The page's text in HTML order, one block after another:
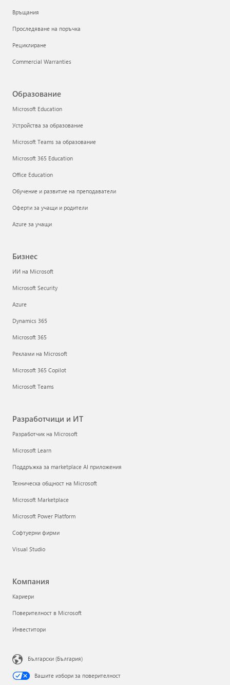
Връщания
Проследяване на поръчка
Рециклиране
Commercial Warranties
Образование
Microsoft Education
Устройства за образование
Microsoft Teams за образование
Microsoft 365 Education
Office Education
Обучение и развитие на преподаватели
Оферти за учащи и родители
Azure за учащи
Бизнес
ИИ на Microsoft
Microsoft Security
Azure
Dynamics 365
Microsoft 365
Реклами на Microsoft
Microsoft 365 Copilot
Microsoft Teams
Разработчици и ИТ
Разработчик на Microsoft
Microsoft Learn
Поддръжка за marketplace AI приложения
Техническа общност на Microsoft
Microsoft Marketplace
Microsoft Power Platform
Софтуерни фирми
Visual Studio
Компания
Кариери
Поверителност в Microsoft
Инвеститори
Български (България)
Вашите избори за поверителност